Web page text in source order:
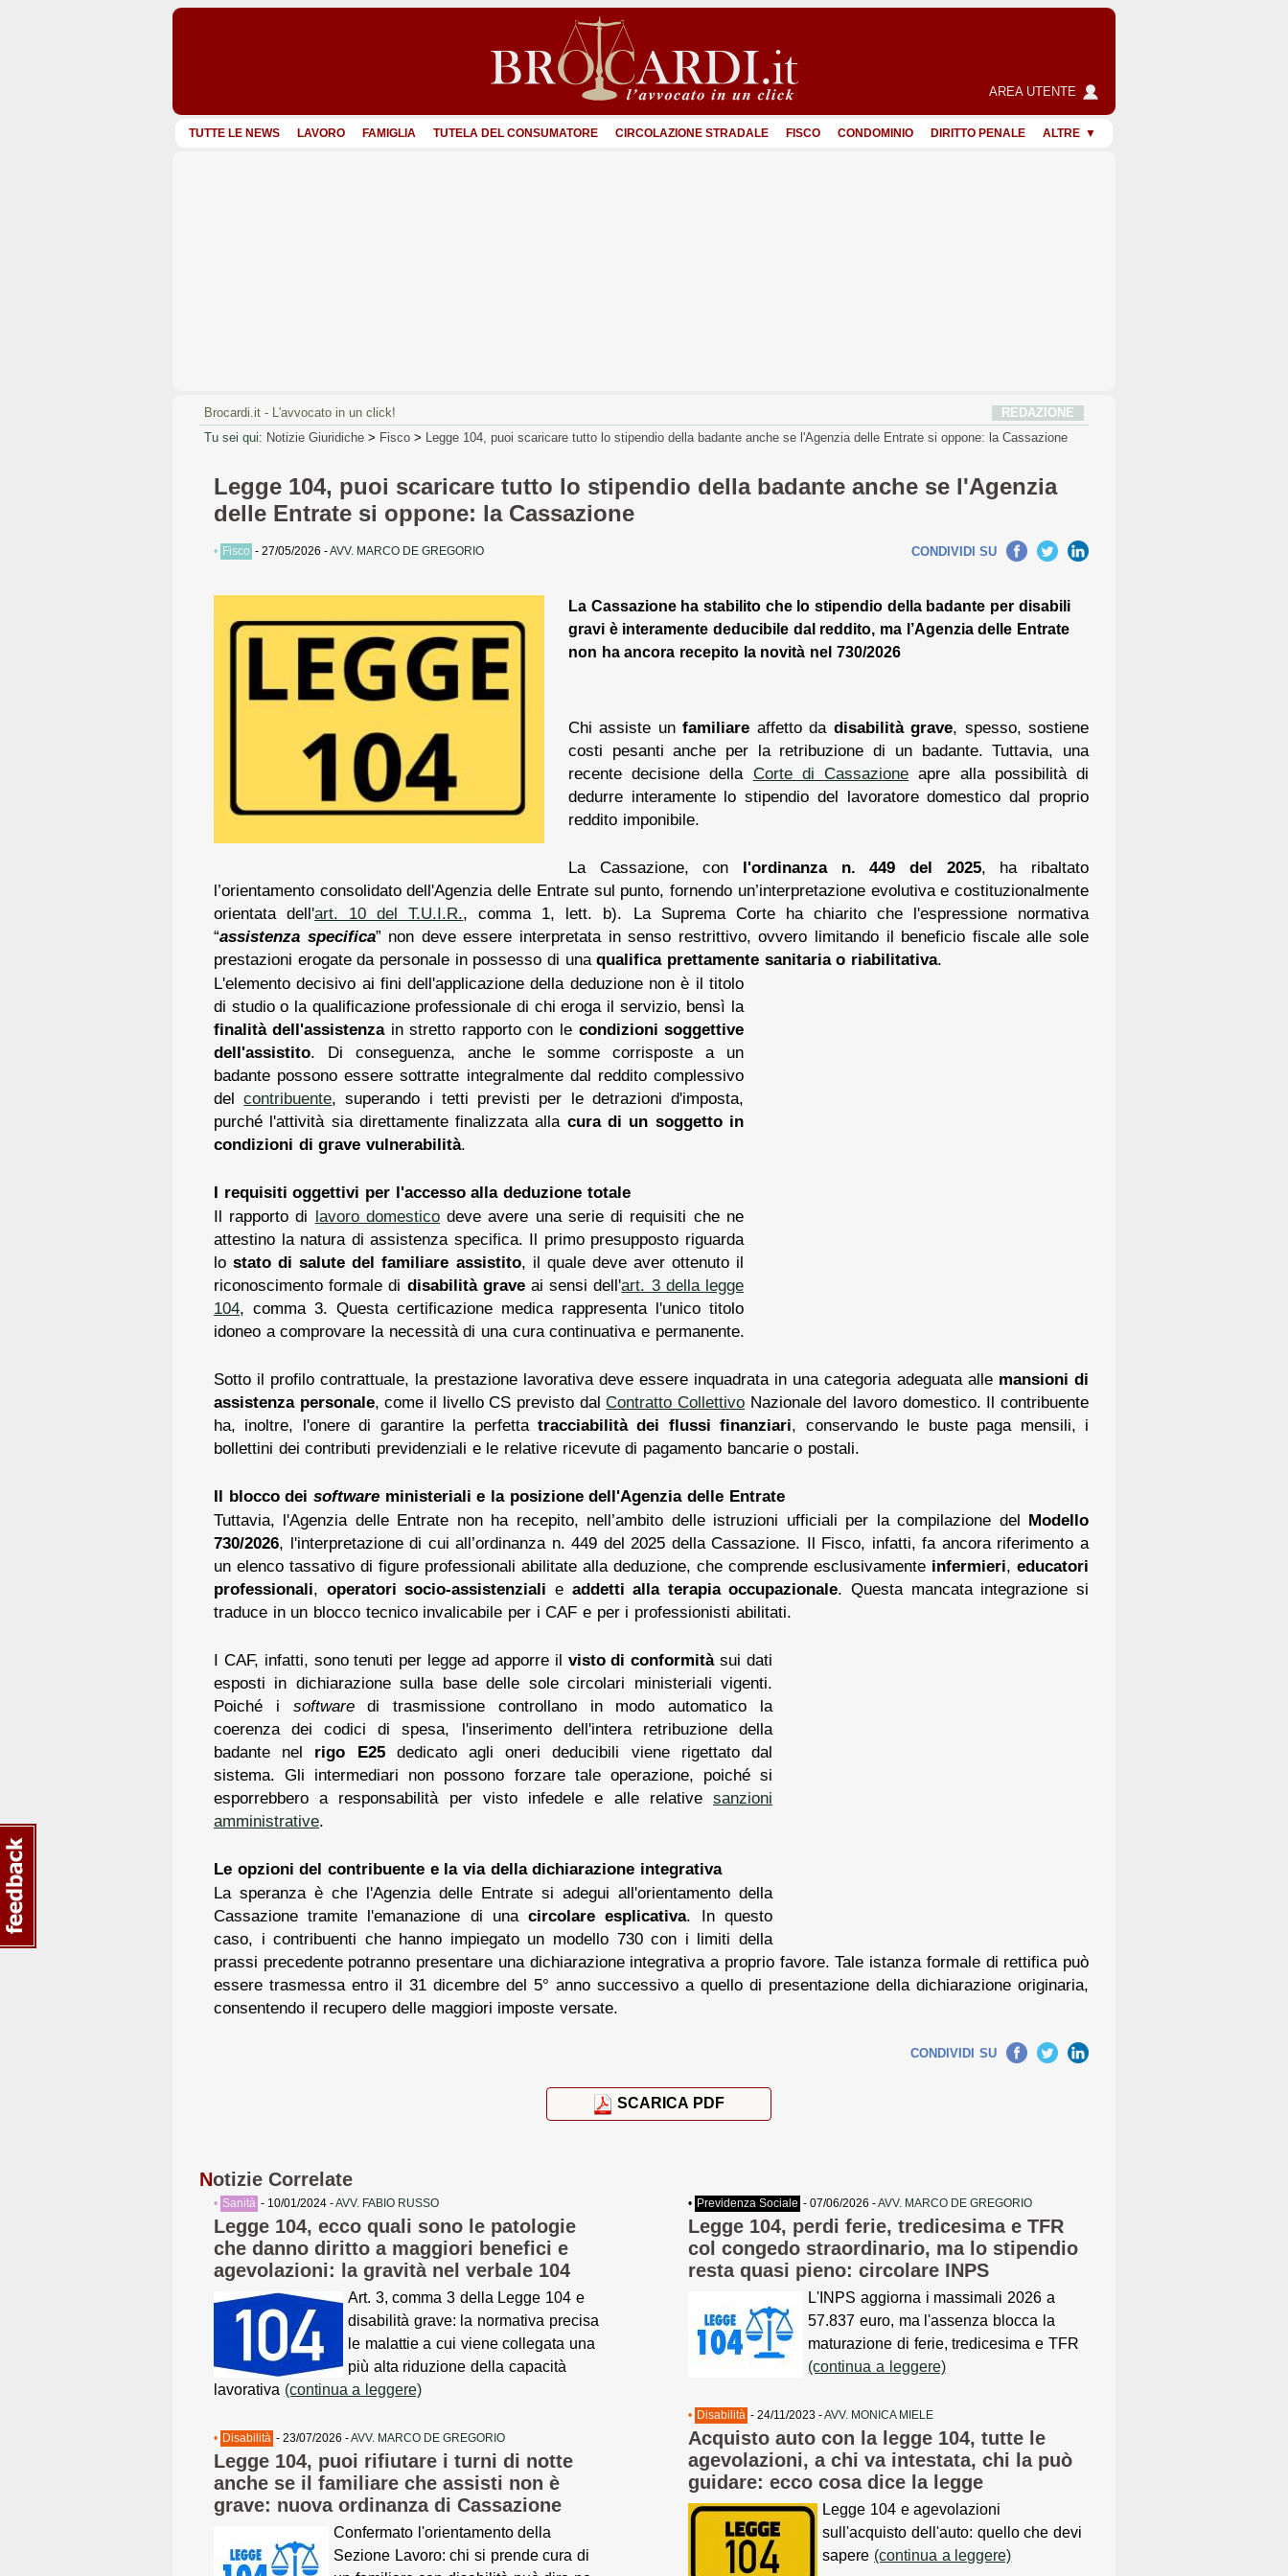
AREA UTENTE
TUTTE LE NEWS LAVORO FAMIGLIA TUTELA DEL CONSUMATORE CIRCOLAZIONE STRADALE FISCO CONDOMINIO DIRITTO PENALE ALTRE
Brocardi.it - L'avvocato in un click!
REDAZIONE
Tu sei qui: Notizie Giuridiche > Fisco > Legge 104, puoi scaricare tutto lo stipendio della badante anche se l'Agenzia delle Entrate si oppone: la Cassazione
Legge 104, puoi scaricare tutto lo stipendio della badante anche se l'Agenzia
delle Entrate si oppone: la Cassazione
• Fisco - 27/05/2026 -AVV. MARCO DE GREGORIO CONDIVIDI SU
La Cassazione ha stabilito che lo stipendio della badante per disabili
gravi è interamente deducibile dal reddito, ma l’Agenzia delle Entrate
non ha ancora recepito la novità nel 730/2026
Chi assiste unfamiliare affetto da disabilità grave, spesso, sostiene
costi pesanti anche per la retribuzione di un badante. Tuttavia, una
recente decisione della Corte di Cassazione apre alla possibilità di
dedurre interamente lo stipendio del lavoratore domestico dal proprio
reddito imponibile.
La Cassazione, con l'ordinanza n. 449 del 2025, ha ribaltato
l’orientamento consolidato dell'Agenzia delle Entrate sul punto, fornendo un’interpretazione evolutiva e costituzionalmente
orientata dell'art. 10 del T.U.I.R., comma 1, lett. b). La Suprema Corte ha chiarito che l'espressione normativa
“assistenza specifica” non deve essere interpretata in senso restrittivo, ovvero limitando il beneficio fiscale alle sole
prestazioni erogate da personale in possesso di unaqualifica prettamente sanitaria o riabilitativa.
L'elemento decisivo ai fini dell'applicazione della deduzione non è il titolo
di studio o la qualificazione professionale di chi eroga il servizio, bensì la
finalità dell'assistenzain stretto rapporto con le condizioni soggettive
dell'assistito. Di conseguenza, anche le somme corrisposte a un
badante possono essere sottratte integralmente dal reddito complessivo
delcontribuente, superando i tetti previsti per le detrazioni d'imposta,
purché l'attività sia direttamente finalizzata alla cura di un soggetto in
condizioni di grave vulnerabilità.
I requisiti oggettivi per l'accesso alla deduzione totale
Il rapporto di lavoro domestico deve avere una serie di requisiti che ne
attestino la natura di assistenza specifica. Il primo presupposto riguarda
lostato di salute del familiare assistito, il quale deve aver ottenuto il
riconoscimento formale di disabilità graveai sensi dell'art. 3 della legge
104, comma 3. Questa certificazione medica rappresenta l'unico titolo
idoneo a comprovare la necessità di una cura continuativa e permanente.
Sotto il profilo contrattuale, la prestazione lavorativa deve essere inquadrata in una categoria adeguata alle mansioni di
assistenza personale, come il livello CS previsto dalContratto Collettivo Nazionale del lavoro domestico. Il contribuente
ha, inoltre, l'onere di garantire la perfettatracciabilità dei flussi finanziari, conservando le buste paga mensili, i
bollettini dei contributi previdenziali e le relative ricevute di pagamento bancarie o postali.
Il blocco dei software ministeriali e la posizione dell'Agenzia delle Entrate
Tuttavia, l'Agenzia delle Entrate non ha recepito, nell’ambito delle istruzioni ufficiali per la compilazione del Modello
730/2026, l'interpretazione di cui all’ordinanza n. 449 del 2025 della Cassazione. Il Fisco, infatti, fa ancora riferimento a
un elenco tassativo di figure professionali abilitate alla deduzione, che comprende esclusivamente infermieri, educatori
professionali, operatori socio-assistenziali e addetti alla terapia occupazionale. Questa mancata integrazione si
traduce in un blocco tecnico invalicabile per i CAF e per i professionisti abilitati.
I CAF, infatti, sono tenuti per legge ad apporre il visto di conformitàsui dati
esposti in dichiarazione sulla base delle sole circolari ministeriali vigenti.
Poiché i softwaredi trasmissione controllano in modo automatico la
coerenza dei codici di spesa, l'inserimento dell'intera retribuzione della
badante nel rigo E25dedicato agli oneri deducibili viene rigettato dal
sistema. Gli intermediari non possono forzare tale operazione, poiché si
esporrebbero a responsabilità per visto infedele e alle relative sanzioni
amministrative.
Le opzioni del contribuente e la via della dichiarazione integrativa
La speranza è che l'Agenzia delle Entrate si adegui all'orientamento della
Cassazione tramite l'emanazione di unacircolare esplicativa. In questo
caso, i contribuenti che hanno impiegato un modello 730 con i limiti della
prassi precedente potranno presentare una dichiarazione integrativa a proprio favore. Tale istanza formale di rettifica può
essere trasmessa entro il 31 dicembre del 5° anno successivo a quello di presentazione della dichiarazione originaria,
consentendo il recupero delle maggiori imposte versate.
CONDIVIDI SUFacebookTwitterLinkedIn
SCARICA PDF
Notizie Correlate
• Sanità - 10/01/2024 -AVV. FABIO RUSSO
Legge 104, ecco quali sono le patologie
che danno diritto a maggiori benefici e
agevolazioni: la gravità nel verbale 104
Art. 3, comma 3 della Legge 104 e
disabilità grave: la normativa precisa
le malattie a cui viene collegata una
più alta riduzione della capacità
lavorativa (continua a leggere)
• Disabilità - 23/07/2026 -AVV. MARCO DE GREGORIO
Legge 104, puoi rifiutare i turni di notte
anche se il familiare che assisti non è
grave: nuova ordinanza di Cassazione
Confermato l'orientamento della
Sezione Lavoro: chi si prende cura di
• Previdenza Sociale - 07/06/2026 -AVV. MARCO DE GREGORIO
Legge 104, perdi ferie, tredicesima e TFR
col congedo straordinario, ma lo stipendio
resta quasi pieno: circolare INPS
L'INPS aggiorna i massimali 2026 a
57.837 euro, ma l'assenza blocca la
maturazione di ferie, tredicesima e TFR
(continua a leggere)
• Disabilità - 24/11/2023 -AVV. MONICA MIELE
Acquisto auto con la legge 104, tutte le
agevolazioni, a chi va intestata, chi la può
guidare: ecco cosa dice la legge
Legge 104 e agevolazioni
sull'acquisto dell'auto: quello che devi
sapere (continua a leggere)